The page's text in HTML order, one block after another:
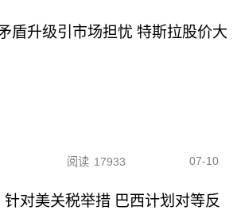
盾升级引市场担忧 特斯拉股价大
阅读 17933 07-10
针对美关税举措 巴西计划对等反